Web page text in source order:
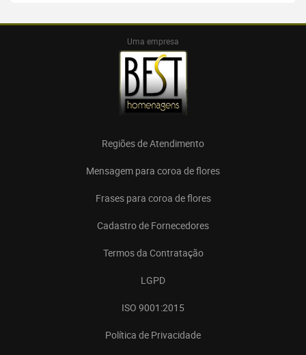
Uma empresa
Regiões de Atendimento
Mensagem para coroa de flores
Frases para coroa de flores
Cadastro de Fornecedores
Termos da Contratação
LGPD
ISO 9001:2015
Política de Privacidade